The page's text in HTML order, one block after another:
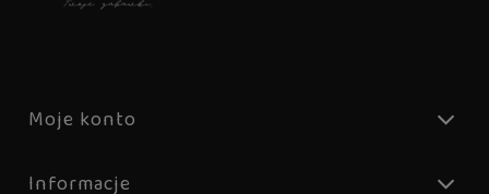
Moje konto
Informacje